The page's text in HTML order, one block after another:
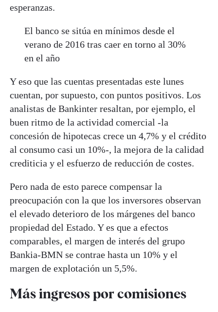
esperanzas.
El banco se sitúa en mínimos desde el
verano de 2016 tras caer en torno al 30%
en el año
Y eso que las cuentas presentadas este lunes
cuentan, por supuesto, con puntos positivos. Los
analistas de Bankinter resaltan, por ejemplo, el
buen ritmo de la actividad comercial -la
concesión de hipotecas crece un 4,7% y el crédito
al consumo casi un 10%-, la mejora de la calidad
crediticia y el esfuerzo de reducción de costes.
Pero nada de esto parece compensar la
preocupación con la que los inversores observan
el elevado deterioro de los márgenes del banco
propiedad del Estado. Y es que a efectos
comparables, el margen de interés del grupo
Bankia-BMN se contrae hasta un 10% y el
margen de explotación un 5,5%.
Más ingresos por comisiones